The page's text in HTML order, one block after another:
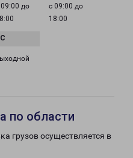
09:00 до
с 09:00 до
18:00
по области
грузов осуществляется в